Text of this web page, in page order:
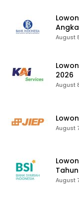
August
2026
August
August
August